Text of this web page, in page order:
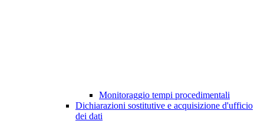
Monitoraggio tempi procedimentali
Dichiarazioni sostitutive e acquisizione d'ufficio
dei dati